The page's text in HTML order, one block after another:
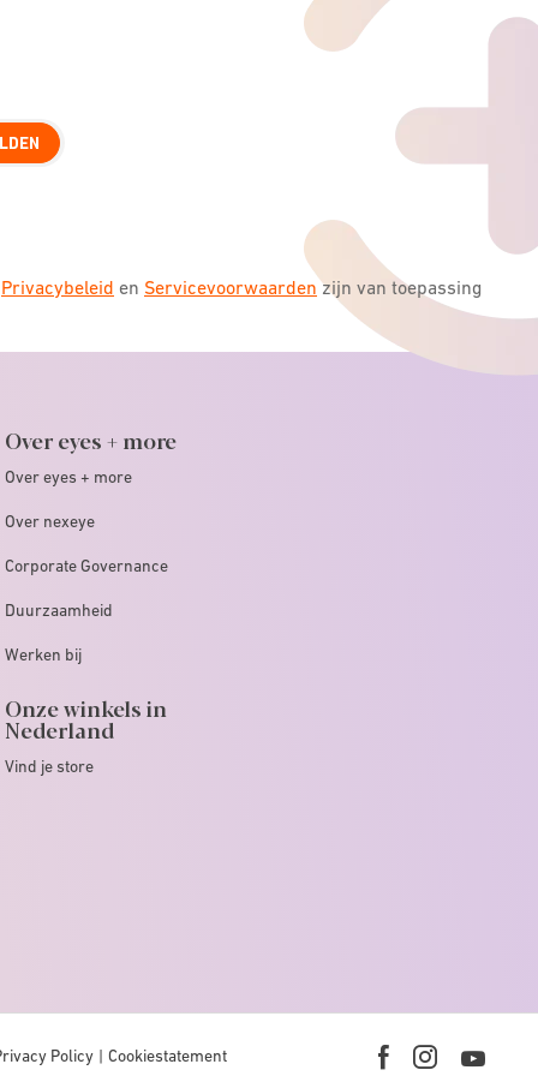
Privacybeleid en Servicevoorwaardenzijn van toepassing
Over eyes + more
Over eyes + more
Over nexeye
Corporate Governance
Duurzaamheid
Werken bij
Onze winkels in
Nederland
Vind je store
Policy Cookiestatement